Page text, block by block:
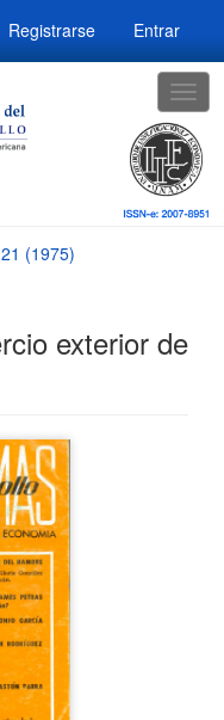
Registrarse Entrar
(1975)
exterior de